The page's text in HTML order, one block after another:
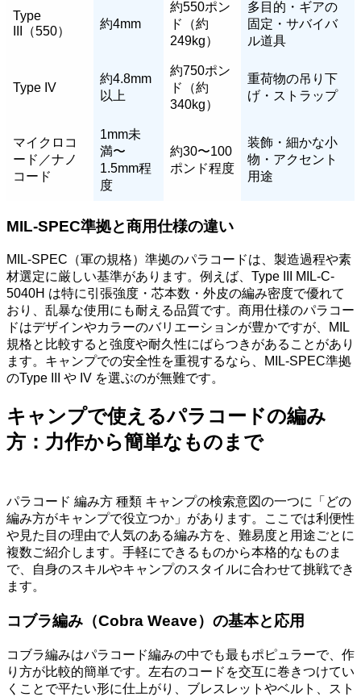
Type
III（550）
約4mm
約550ポン
ド（約
249kg）
多目的・ギアの
固定・サバイバ
ル道具
Type IV
約4.8mm
以上
約750ポン
ド（約
340kg）
重荷物の吊り下
げ・ストラップ
マイクロコ
ード／ナノ
コード
1mm未
満〜
1.5mm程
度
約30〜100
ポンド程度
装飾・細かな小
物・アクセント
用途
MIL-SPEC準拠と商用仕様の違い
MIL-SPEC（軍の規格）準拠のパラコードは、製造過程や素
材選定に厳しい基準があります。例えば、Type III MIL-C-
5040H は特に引張強度・芯本数・外皮の編み密度で優れて
おり、乱暴な使用にも耐える品質です。商用仕様のパラコー
ドはデザインやカラーのバリエーションが豊かですが、MIL
規格と比較すると強度や耐久性にばらつきがあることがあり
ます。キャンプでの安全性を重視するなら、MIL-SPEC準拠
のType III や IV を選ぶのが無難です。
キャンプで使えるパラコードの編み
方：力作から簡単なものまで
パラコード 編み方 種類 キャンプの検索意図の一つに「どの
編み方がキャンプで役立つか」があります。ここでは利便性
や見た目の理由で人気のある編み方を、難易度と用途ごとに
複数ご紹介します。手軽にできるものから本格的なものま
で、自身のスキルやキャンプのスタイルに合わせて挑戦でき
ます。
コブラ編み（Cobra Weave）の基本と応用
コブラ編みはパラコード編みの中でも最もポピュラーで、作
り方が比較的簡単です。左右のコードを交互に巻きつけてい
くことで平たい形に仕上がり、ブレスレットやベルト、スト